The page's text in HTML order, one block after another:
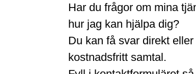
Har du frågor om mina
hur jag kan hjälpa dig?
Du kan få svar direkt
kostnadsfritt samtal.